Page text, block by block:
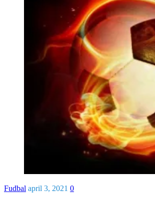
Fudbal april 3, 2021 0